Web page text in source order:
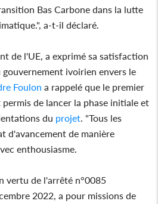
Bas Carbone dans la lutte
a-t-il déclaré.
de l'UE, a exprimé sa satisfaction
ivoirien envers le
Foulon a rappelé que le premier
de lancer la phase initiale et
du projet . "Tous les
d'avancement de manière
enthousiasme.
vertu de l'arrêté n°0085
2022, a pour missions de